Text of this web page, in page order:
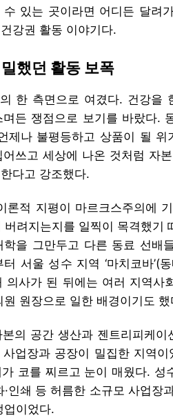
있는 곳이라면 어디든 달려
강권 활동 이야기다.
했던 활동 보폭
한 측면으로 여겼다. 건강을
든 쟁점으로 보기를 바랐다.
제나 불평등하고 상품이 될 위
쓰고 세상에 나온 것처럼 자
다고 강조했다.
론적 지평이 마르크스주의에
려지는지를 일찍이 목격했기
을 그만두고 다른 동료 선배
서울 성수 지역 ‘마치코바’(
의사가 된 뒤에는 여러 지역사
원장으로 일한 배경이기도 했
의 공간 생산과 젠트리피케
업장과 공장이 밀집한 지역
코를 찌르고 눈이 매웠다. 성
인쇄 등 허름한 소규모 사업장
업이었다.